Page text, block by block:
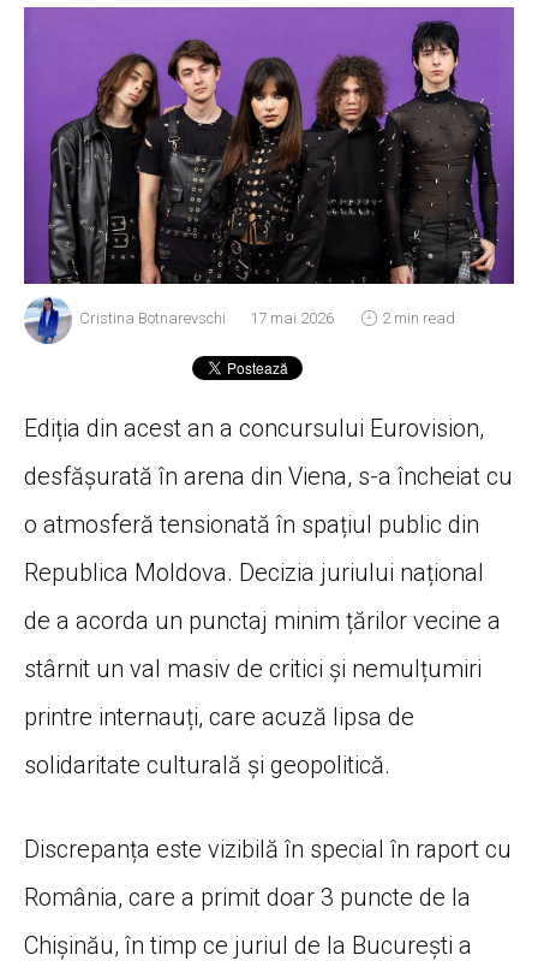
Cristina Botnarevschi 17 mai 2026 2 min read
Ediția din acest an a concursului Eurovision,
desfășurată în arena din Viena, s-a încheiat cu
o atmosferă tensionată în spațiul public din
Republica Moldova. Decizia juriului național
de a acorda un punctaj minim țărilor vecine a
stârnit un val masiv de critici și nemulțumiri
printre internauți, care acuză lipsa de
solidaritate culturală și geopolitică.
Discrepanța este vizibilă în special în raport cu
România, care a primit doar 3 puncte de la
Chișinău, în timp ce juriul de la București a